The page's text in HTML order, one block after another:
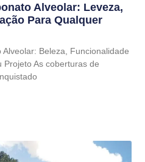
Alveolar: Leveza,
Para Qualquer
Beleza, Funcionalidade
Projeto As coberturas de